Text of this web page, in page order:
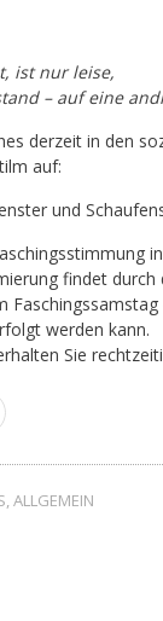
ist nur leise,
– auf eine
derzeit in den
auf:
und
findet
werden kann.
Sie
,ALLGEMEIN